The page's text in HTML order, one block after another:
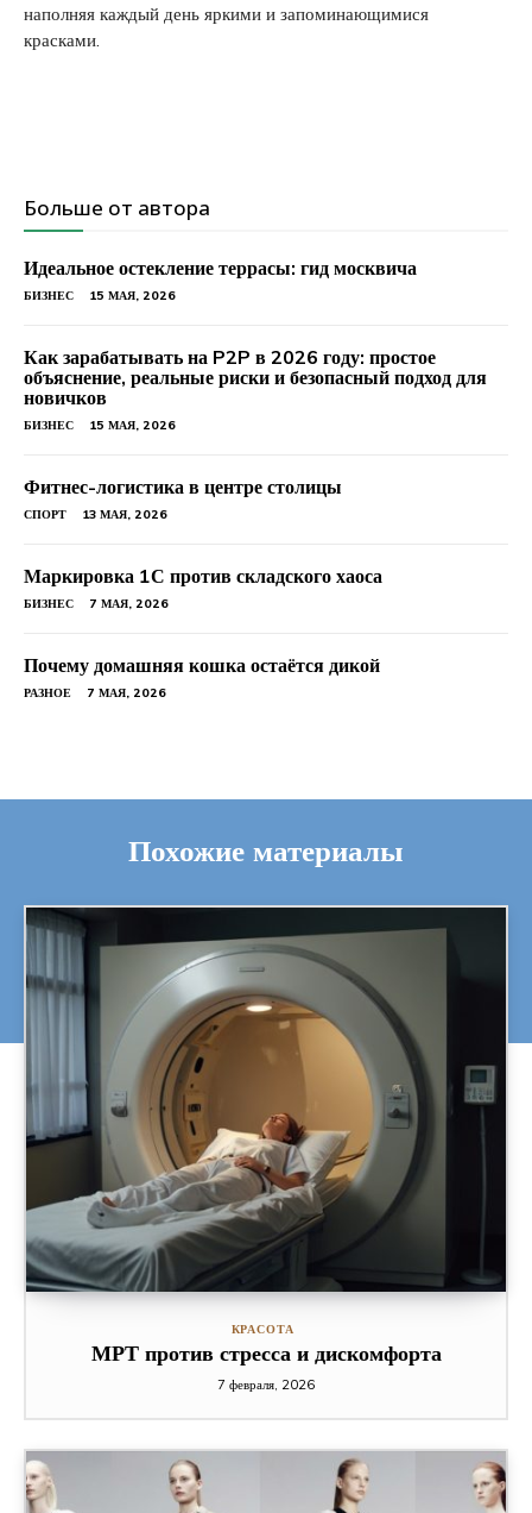
наполняя каждый день яркими и запоминающимися
красками.
Больше от автора
Идеальное остекление террасы: гид москвича
БИЗНЕС 15 МАЯ, 2026
Как зарабатывать на P2P в 2026 году: простое
объяснение, реальные риски и безопасный подход для
новичков
БИЗНЕС 15 МАЯ, 2026
Фитнес-логистика в центре столицы
СПОРТ 13 МАЯ, 2026
Маркировка 1С против складского хаоса
БИЗНЕС 7 МАЯ, 2026
Почему домашняя кошка остаётся дикой
РАЗНОЕ 7 МАЯ, 2026
Похожие материалы
КРАСОТА
МРТ против стресса и дискомфорта
7 февраля, 2026